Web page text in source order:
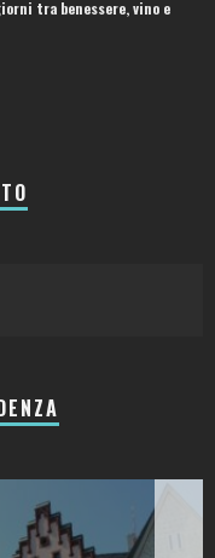
tra benessere, vino e